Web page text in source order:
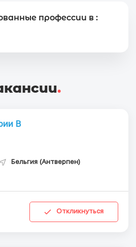
профессии в :
.
В
Бельгия (Антверпен)
Откликнуться